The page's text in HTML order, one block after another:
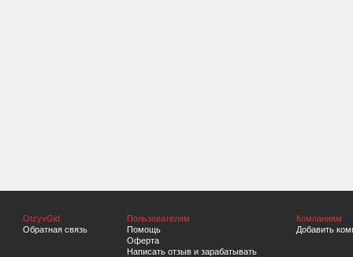
OtzyvGid
Обратная связь
Пользователям
Помощь
Оферта
Написать отзыв и зарабатывать
Компаниям
Добавить